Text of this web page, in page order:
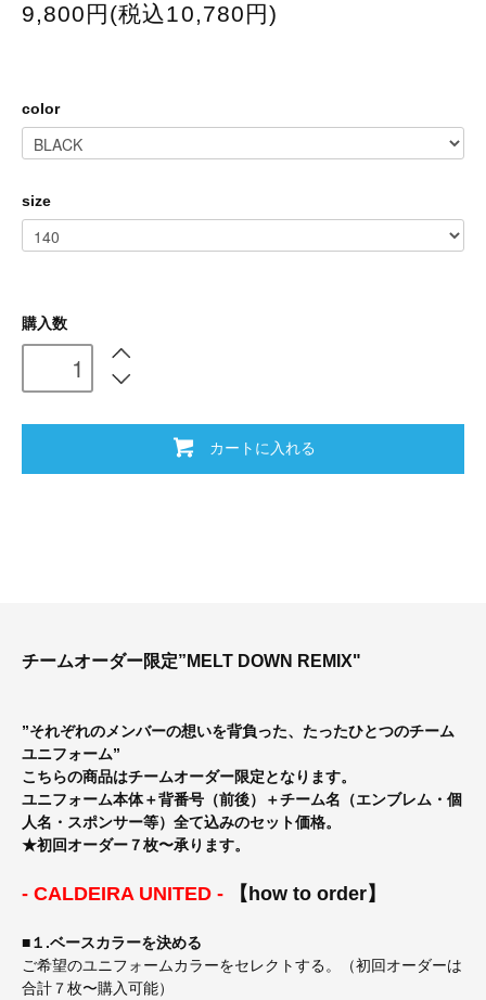
9,800円(税込10,780円)
color
size
購入数
カートに入れる
チームオーダー限定”MELT DOWN REMIX"
”それぞれのメンバーの想いを背負った、たったひとつのチーム
ユニフォーム”
こちらの商品はチームオーダー限定となります。
ユニフォーム本体＋背番号（前後）＋チーム名（エンブレム・個
人名・スポンサー等）全て込みのセット価格。
★初回オーダー７枚〜承ります。
- CALDEIRA UNITED - 【how to order】
■１.ベースカラーを決める
ご希望のユニフォームカラーをセレクトする。（初回オーダーは
合計７枚〜購入可能）